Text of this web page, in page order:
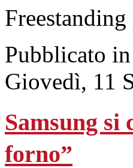
Pubblicato in
Giovedì, 11
Samsung
forno”